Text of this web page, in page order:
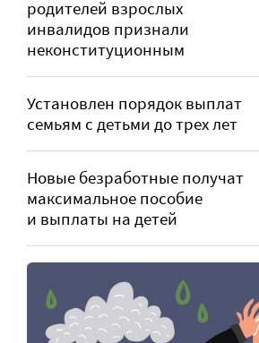
родителей взрослых
инвалидов признали
неконституционным
Установлен порядок выплат
семьям с детьми до трех лет
Новые безработные получат
максимальное пособие
и выплаты на детей